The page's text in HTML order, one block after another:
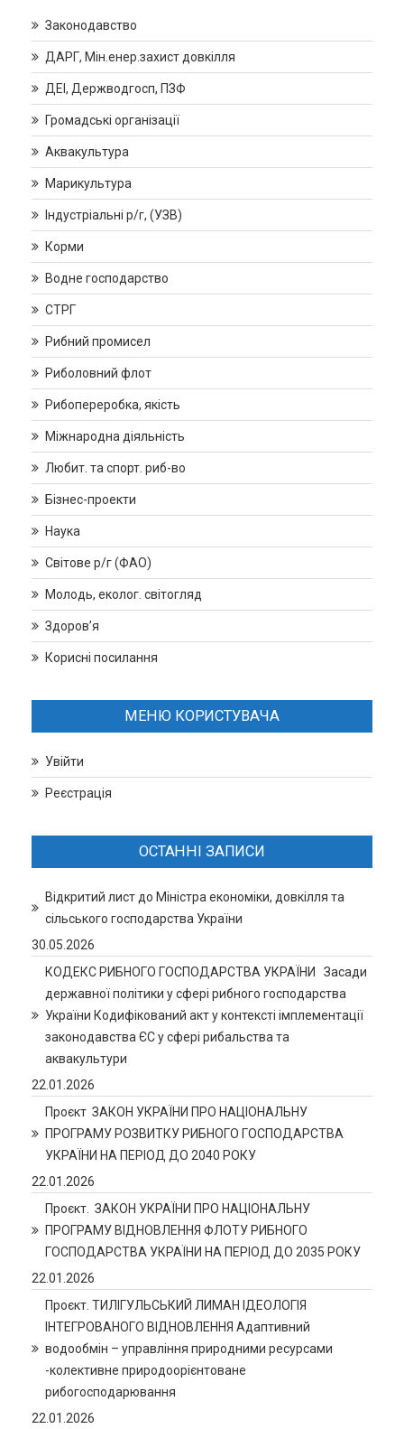
Законодавство
ДАРГ, Мін.енер.захист довкілля
ДЕІ, Держводгосп, ПЗФ
Громадські організації
Аквакультура
Марикультура
Індустріальні р/г, (УЗВ)
Корми
Водне господарство
СТРГ
Рибний промисел
Риболовний флот
Рибопереробка, якість
Міжнародна діяльність
Любит. та спорт. риб-во
Бізнес-проекти
Наука
Світове р/г (ФАО)
Молодь, еколог. світогляд
Здоров’я
Корисні посилання
МЕНЮ КОРИСТУВАЧА
Увійти
Реєстрація
ОСТАННІ ЗАПИСИ
Відкритий лист до Міністра економіки, довкілля та
сільського господарства України
30.05.2026
КОДЕКС РИБНОГО ГОСПОДАРСТВА УКРАЇНИ Засади
державної політики у сфері рибного господарства
України Кодифікований акт у контексті імплементації
законодавства ЄС у сфері рибальства та
аквакультури
22.01.2026
Проєкт ЗАКОН УКРАЇНИ ПРО НАЦІОНАЛЬНУ
ПРОГРАМУ РОЗВИТКУ РИБНОГО ГОСПОДАРСТВА
УКРАЇНИ НА ПЕРІОД ДО 2040 РОКУ
22.01.2026
Проєкт. ЗАКОН УКРАЇНИ ПРО НАЦІОНАЛЬНУ
ПРОГРАМУ ВІДНОВЛЕННЯ ФЛОТУ РИБНОГО
ГОСПОДАРСТВА УКРАЇНИ НА ПЕРІОД ДО 2035 РОКУ
22.01.2026
Проєкт. ТИЛІГУЛЬСЬКИЙ ЛИМАН ІДЕОЛОГІЯ
ІНТЕГРОВАНОГО ВІДНОВЛЕННЯ Адаптивний
водообмін – управління природними ресурсами
-колективне природоорієнтоване
рибогосподарювання
22.01.2026